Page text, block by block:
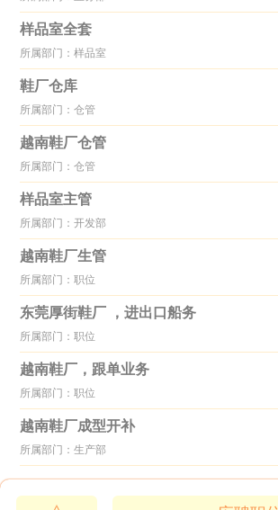
样品室全套
所属部门：样品室
鞋厂仓库
所属部门：仓管
越南鞋厂仓管
所属部门：仓管
样品室主管
所属部门：开发部
越南鞋厂生管
所属部门：职位
东莞厚街鞋厂 ，进出口船务
所属部门：职位
越南鞋厂，跟单业务
所属部门：职位
越南鞋厂成型开补
所属部门：生产部